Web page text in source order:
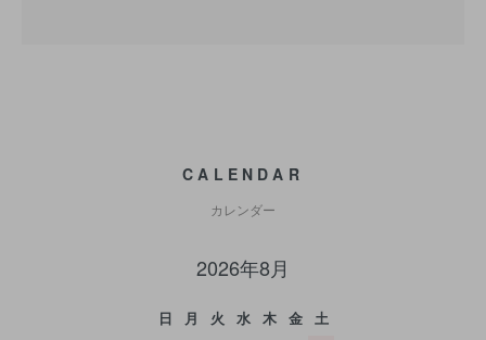
CALENDAR
カレンダー
2026年8月
日 月 火 水 木 金
土